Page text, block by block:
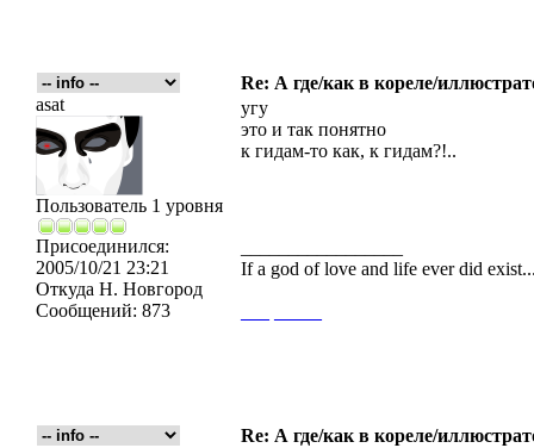
Re: А где/как в кореле/
asat
Пользователь 1 уровня
Присоединился:
2005/10/21 23:21
Откуда Н. Новгород
Сообщений: 873
угу
это и так понятно
к гидам-то как, к гидам?!..
If a god of love and life ever did
Re: А где/как в кореле/